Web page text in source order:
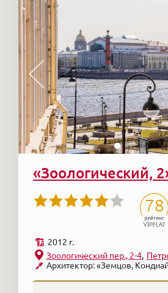
«Зоологический,
78
2012 г.
Архитектор: «Земцов,
Зоологический пер., 2-4